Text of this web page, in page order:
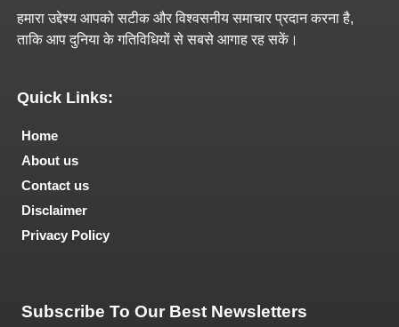
हमारा उद्देश्य आपको सटीक और विश्वसनीय समाचार प्रदान करना है,
ताकि आप दुनिया के गतिविधियों से सबसे आगाह रह सकें।
Quick Links:
Home
About us
Contact us
Disclaimer
Privacy Policy
Subscribe To Our Best Newsletters